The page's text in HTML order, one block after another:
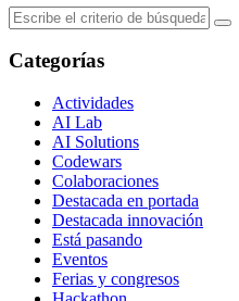
Categorías
Actividades
AI Lab
AI Solutions
Codewars
Colaboraciones
Destacada en portada
Destacada innovación
Está pasando
Eventos
Ferias y congresos